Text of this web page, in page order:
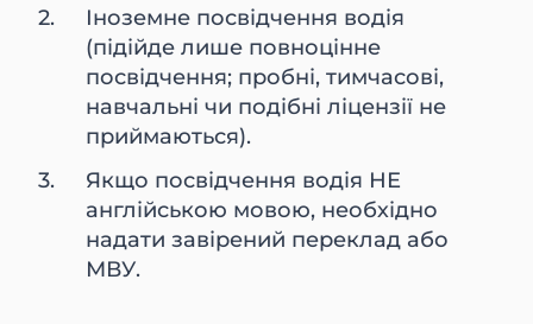
Іноземне посвідчення водія
(підійде лише повноцінне
посвідчення; пробні, тимчасові,
навчальні чи подібні ліцензії не
приймаються).
Якщо посвідчення водія НЕ
англійською мовою, необхідно
надати завірений переклад або
МВУ.